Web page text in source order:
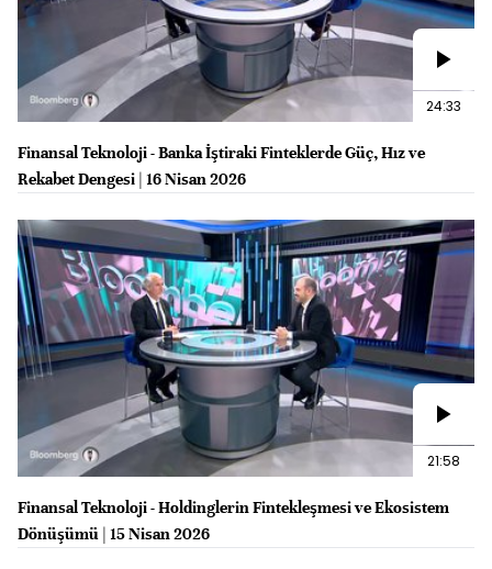
24:33
Finansal Teknoloji - Banka İştiraki Finteklerde Güç, Hız ve
Rekabet Dengesi | 16 Nisan 2026
21:58
Finansal Teknoloji - Holdinglerin Fintekleşmesi ve Ekosistem
Dönüşümü | 15 Nisan 2026